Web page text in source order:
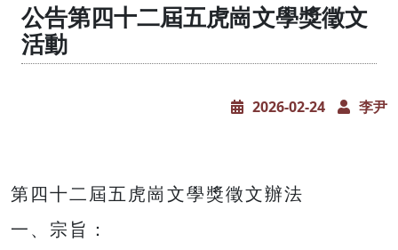
公告第四十二屆五虎崗文學獎徵文
活動
2026-02-24 李尹
第四十二屆五虎崗文學獎徵文辦法
一、宗旨：